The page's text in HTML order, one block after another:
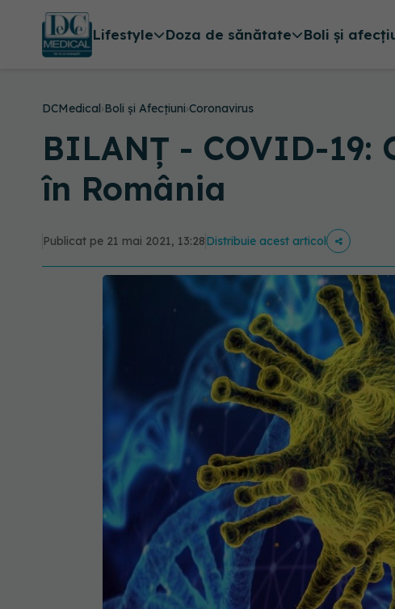
Lifestyle Doza de sănătate Boli și
DCMedical›Boli și Afecțiuni›Coronavirus
BILANȚ - COVID-
în România
Publicat pe 21 mai 2021, 13:28Distribuie acest articol